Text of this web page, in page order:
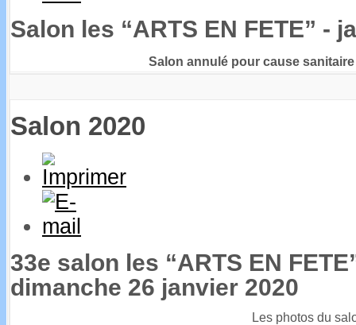
Salon les “ARTS EN FETE” -
Salon annulé pour cause
Salon 2020
33e salon les “ARTS EN
dimanche 26 janvier 2020
Les photos du